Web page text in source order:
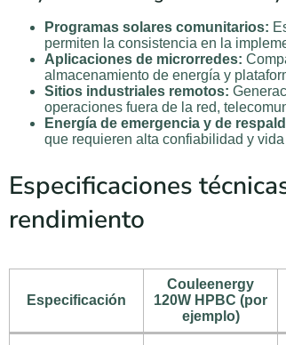
Programas solares comunitarios:
permiten la consistencia en la
Aplicaciones de microrredes:
almacenamiento de energía y
Sitios industriales remotos:
operaciones fuera de la red,
Energía de emergencia y de
que requieren alta confiabilidad y
Especificaciones
rendimiento
Especificación
Couleenergy
120W HPBC (por
ejemplo)